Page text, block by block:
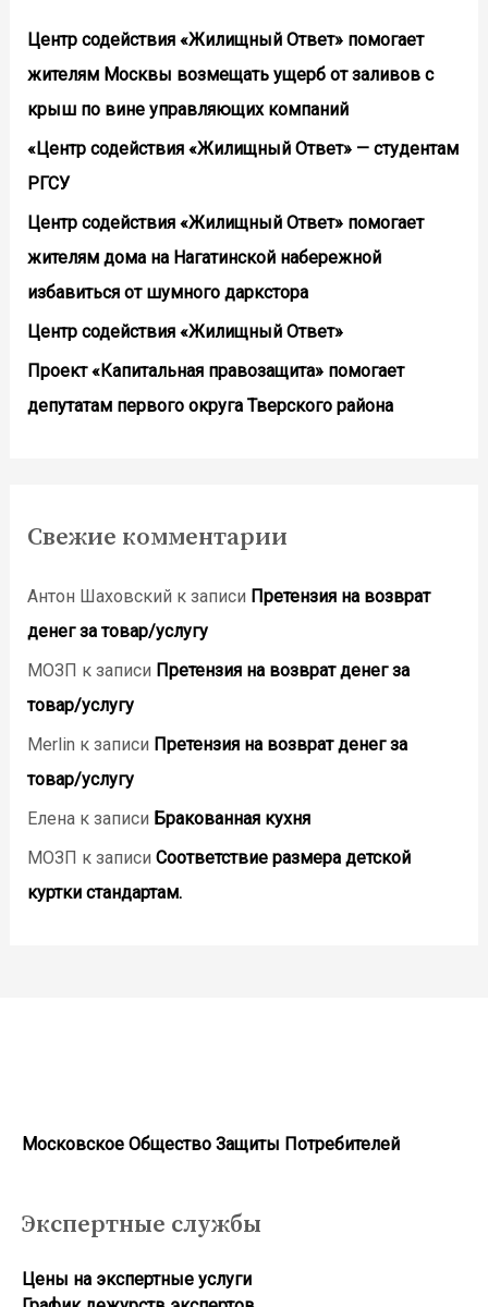
Центр содействия «Жилищный Ответ» помогает
жителям Москвы возмещать ущерб от заливов с
крыш по вине управляющих компаний
«Центр содействия «Жилищный Ответ» — студентам
РГСУ
Центр содействия «Жилищный Ответ» помогает
жителям дома на Нагатинской набережной
избавиться от шумного даркстора
Центр содействия «Жилищный Ответ»
Проект «Капитальная правозащита» помогает
депутатам первого округа Тверского района
Свежие комментарии
Антон Шаховский к записи Претензия на возврат
денег за товар/услугу
МОЗП к записи Претензия на возврат денег за
товар/услугу
Merlin к записи Претензия на возврат денег за
товар/услугу
Еленак записи Бракованная кухня
МОЗП к записи Соответствие размера детской
куртки стандартам.
Московское Общество Защиты Потребителей
Экспертные службы
Цены на экспертные услуги